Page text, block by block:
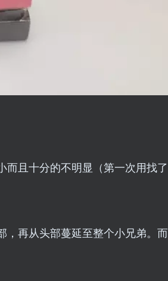
且十分的不明显（第一次用找了
，再从头部蔓延至整个小兄弟。而